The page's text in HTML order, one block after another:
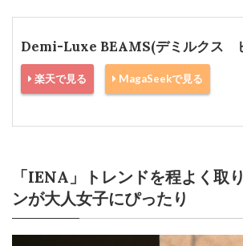
Demi-Luxe BEAMS(デミルクス
楽天で見る MagaSeekで見る
「IENA」トレンドを程よく取
ンが大人女子にぴったり